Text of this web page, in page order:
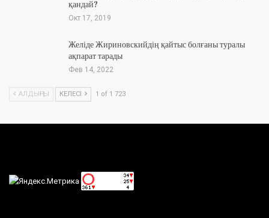
қандай?
Окт 17, 2019
Желіде Жириновскийдің қайтыс болғаны туралы
ақпарат тарады
Фев 14, 2022
АЛДЫҢҒЫ КЕЛЕСІ 1 of 1 723